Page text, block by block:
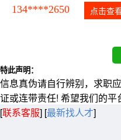
134****2650 点击查
特此声明：
信息真伪请自行辨别，求职
证或连带责任! 希望我们的平
[联系客服] [最新找人才]